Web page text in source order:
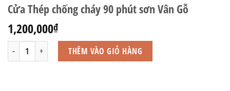
Cửa Thép chống cháy 90 phút sơn Vân Gỗ
1,200,000₫
Cửa Thép chống cháy 90 phút sơn Vân Gỗ số lượng
THÊM VÀO GIỎ HÀNG